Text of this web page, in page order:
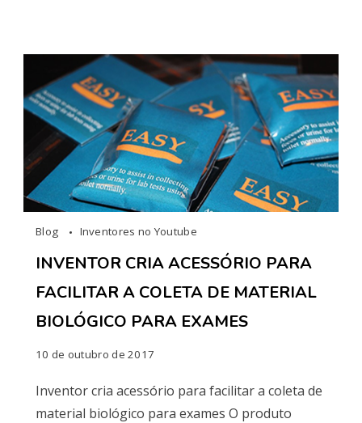
Blog Inventores no Youtube
INVENTOR CRIA ACESSÓRIO PARA
FACILITAR A COLETA DE MATERIAL
BIOLÓGICO PARA EXAMES
10 de outubro de 2017
Inventor cria acessório para facilitar a coleta de
material biológico para exames O produto